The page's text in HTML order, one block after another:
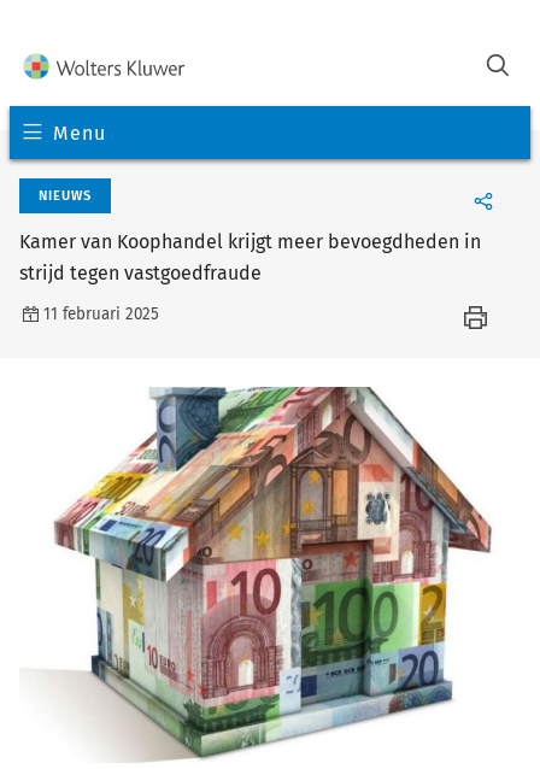
Menu
NIEUWS
Kamer van Koophandel krijgt meer bevoegdheden in
strijd tegen vastgoedfraude
11 februari 2025